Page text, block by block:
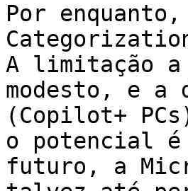
Por
A limitação a
modesto, e a
(Copilot+
o potencial é
futuro, a